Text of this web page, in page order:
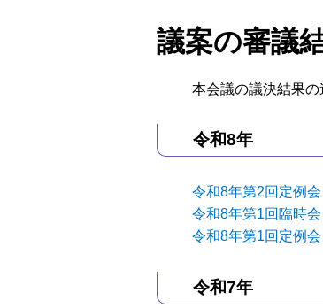
議案の審議
本会議の議決結果
令和8年
令和8年第2回定例
令和8年第1回臨時
令和8年第1回定例
令和7年